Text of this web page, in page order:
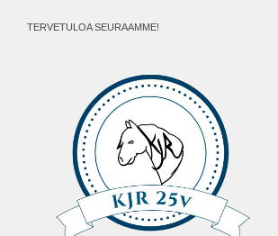
TERVETULOA SEURAAMME!